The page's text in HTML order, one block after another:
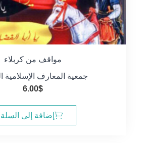
مواقف من كربلاء
جمعية المعارف الإسلامية
6.00$
إضافة إلى السلة